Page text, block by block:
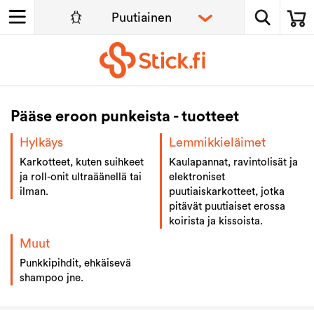
Pääse eroon punkeista - tuotteet
Hylkäys
Karkotteet, kuten suihkeet
ja roll-onit ultraäänellä tai
ilman.
Lemmikkieläimet
Kaulapannat, ravintolisät ja
elektroniset
puutiaiskarkotteet, jotka
pitävät puutiaiset erossa
koirista ja kissoista.
Muut
Punkkipihdit, ehkäisevä
shampoo jne.